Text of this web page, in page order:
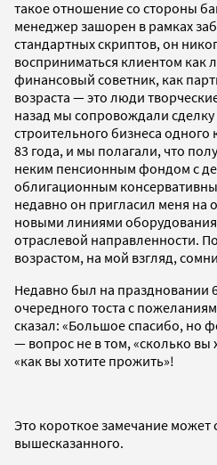
такое отношение со стороны
менеджер зашорен в рамках
стандартных скриптов, он
восприниматься клиентом как
финансовый советник, как
возраста — это люди
назад мы сопровождали
строительного бизнеса одного
83 года, и мы полагали, что
неким пенсионным фондом с
облигационным
недавно он пригласил меня на
новыми линиями
отраслевой направленности.
возрастом, на мой взгляд,
Недавно был на праздновании
очередного тоста с
сказал: «Большое спасибо, но
— вопрос не в том, «сколько вы
«как вы хотите прожить»!
Это короткое замечание может
вышесказанного.